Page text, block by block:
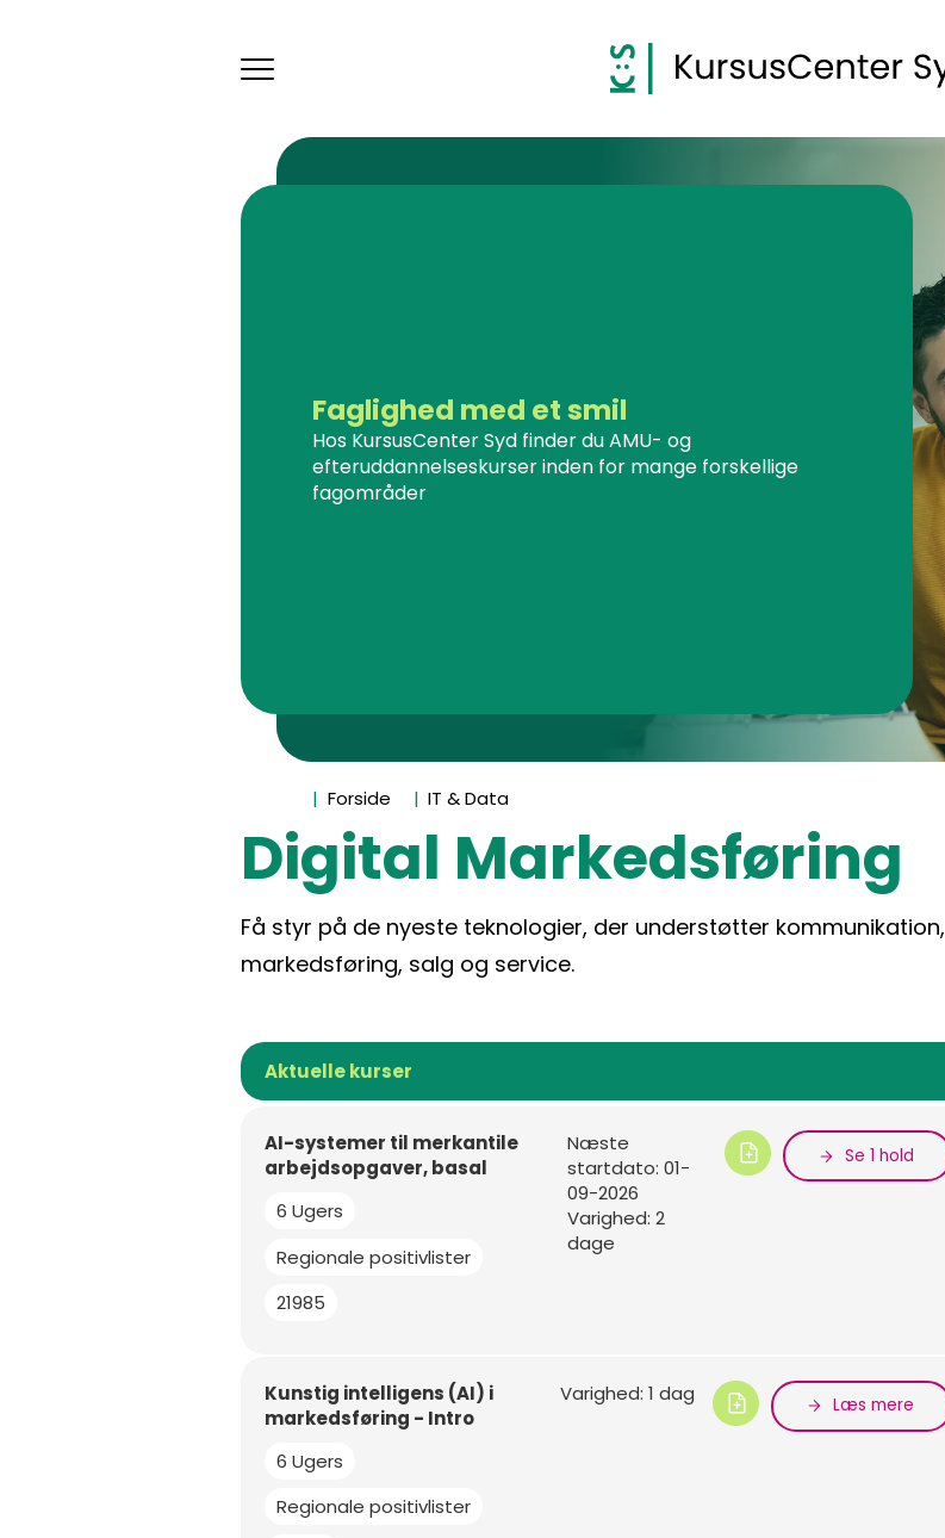
Toggle
Faglighed med et smil
Hos KursusCenter Syd finder du AMU- og
efteruddannelseskurser inden for mange forskellige
fagområder
Forside IT & Data
Digital Markedsføring
Få styr på de nyeste teknologier, der understøtter kommunikation,
markedsføring, salg og service.
Aktuelle kurser
AI-systemer til merkantile
arbejdsopgaver, basal
6 Ugers
Regionale positivlister
21985
Se 1 hold
Næste
startdato: 01-
09-2026
Varighed: 2
dage
Kunstig intelligens (AI) i
markedsføring - Intro
6 Ugers
Regionale positivlister
Læs mere
Varighed: 1 dag